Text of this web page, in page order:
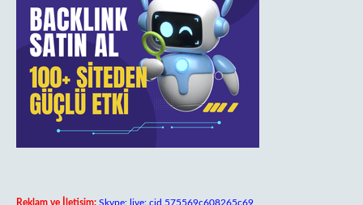
Reklam ve İletişim: Skype: live:.cid.575569c608265c69